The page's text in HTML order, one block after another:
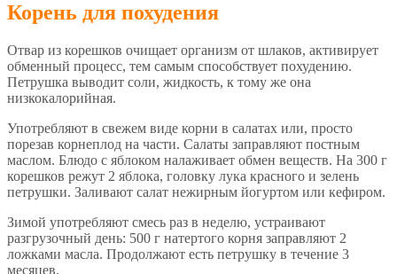
Корень для похудения
Отвар из корешков очищает организм от шлаков, активирует
обменный процесс, тем самым способствует похудению.
Петрушка выводит соли, жидкость, к тому же она
низкокалорийная.
Употребляют в свежем виде корни в салатах или, просто
порезав корнеплод на части. Салаты заправляют постным
маслом. Блюдо с яблоком налаживает обмен веществ. На 300 г
корешков режут 2 яблока, головку лука красного и зелень
петрушки. Заливают салат нежирным йогуртом или кефиром.
Зимой употребляют смесь раз в неделю, устраивают
разгрузочный день: 500 г натертого корня заправляют 2
ложками масла. Продолжают есть петрушку в течение 3
месяцев.